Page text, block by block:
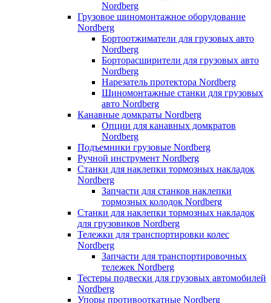
Nordberg
Грузовое шиномонтажное оборудование
Nordberg
Бортоотжиматели для грузовых авто
Nordberg
Борторасширители для грузовых авто
Nordberg
Нарезатель протектора Nordberg
Шиномонтажные станки для грузовых
авто Nordberg
Канавные домкраты Nordberg
Опции для канавных домкратов
Nordberg
Подъемники грузовые Nordberg
Ручной инструмент Nordberg
Станки для наклепки тормозных накладок
Nordberg
Запчасти для станков наклепки
тормозных колодок Nordberg
Станки для наклепки тормозных накладок
для грузовиков Nordberg
Тележки для транспортировки колес
Nordberg
Запчасти для транспортировочных
тележек Nordberg
Тестеры подвески для грузовых автомобилей
Nordberg
Упоры противооткатные Nordberg